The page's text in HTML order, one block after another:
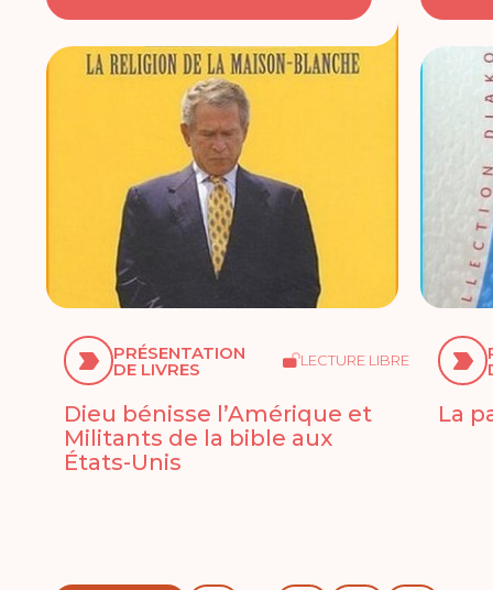
PRÉSENTATION
DE LIVRES LECTURE LIBRE
Dieu bénisse l’Amérique et
Militants de la bible aux
États-Unis
La